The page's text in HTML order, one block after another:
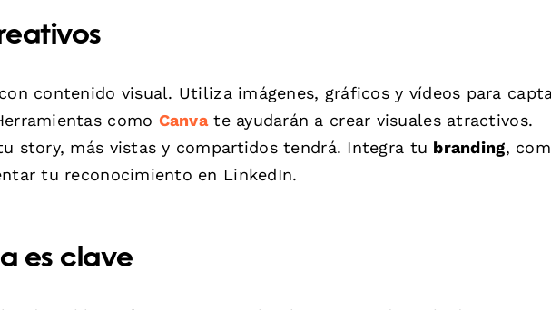
contenido visual. Utiliza imágenes, gráficos y vídeos para
como Canvate ayudarán a crear visuales atractivos.
story, más vistas y compartidos tendrá. Integra tu branding,
tu reconocimiento en LinkedIn.
es clave